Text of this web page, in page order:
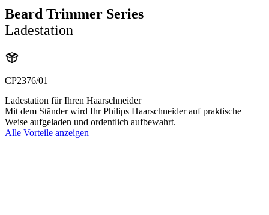
Beard Trimmer Series
Ladestation
CP2376/01
Ladestation für Ihren Haarschneider
Mit dem Ständer wird Ihr Philips Haarschneider auf praktische
Weise aufgeladen und ordentlich aufbewahrt.
Alle Vorteile anzeigen